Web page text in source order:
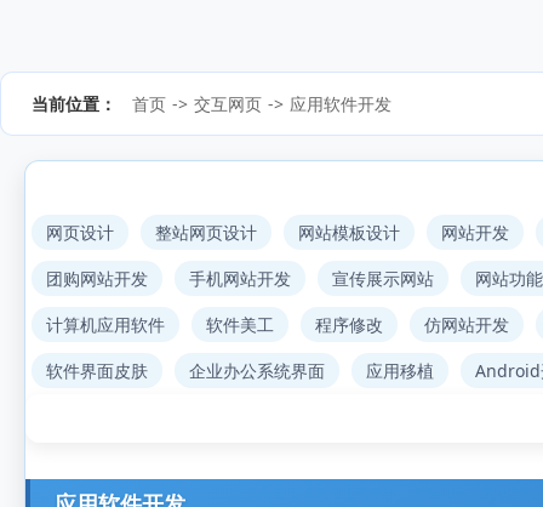
当前位置： 首页 -> 交互网页 -> 应用软件开发
网页设计 整站网页设计 网站模板设计
网站开发
团购网站开发
手机网站开发 宣传展示网站
网站功
计算机应用软件
软件美工 程序修改
仿网站开发
软件界面皮肤
企业办公系统界面 应用移植 Android